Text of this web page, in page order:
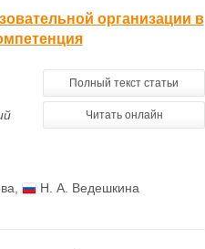
организации в
Полный текст статьи
Читать онлайн
Н. А. Ведешкина